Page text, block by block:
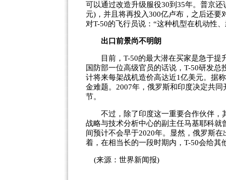
可以通过改造升级服役30到35年。普京
元)，并且将再投入300亿卢布，之后还
对T-50的飞行员说：“这种机型在机动性
出口前景尚不明朗
目前，T-50的最大潜在买家是急于提
国防部一位高级官员的话说，T-50研发
计将来每架战机造价高达近1亿美元。据
金难题。2007年，俄罗斯和印度决定共
节。
不过，除了印度这一重要合作伙伴，
战略与技术分析中心的副主任马基耶科
间预计不会早于2020年。显然，俄罗斯
着，在相当长的一段时期内，T-50会给
(来源：世界新闻报)